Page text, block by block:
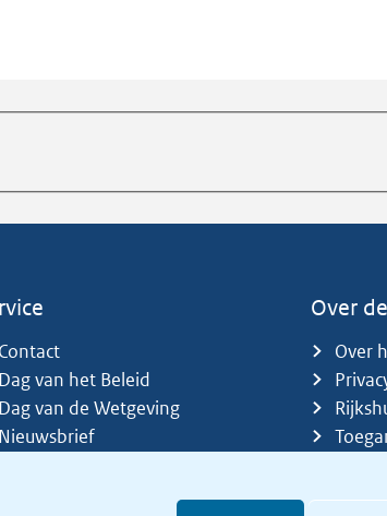
Contact
Dag van het Beleid
Dag van de Wetgeving
Nieuwsbrief
Over
Over